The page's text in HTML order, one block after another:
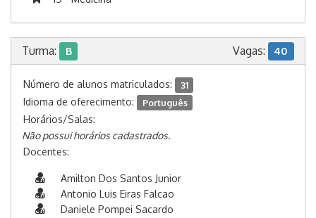
Turma: B Vagas: 40
Número de alunos matriculados: 31
Idioma de oferecimento: Português
Horários/Salas:
Não possui horários cadastrados.
Docentes:
Amilton Dos Santos Junior
Antonio Luis Eiras Falcao
Daniele Pompei Sacardo